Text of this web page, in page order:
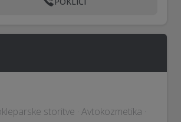
storitve · Avtokozmetika ·